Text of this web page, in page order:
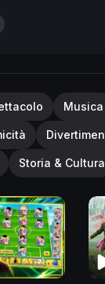
use" for
Musica
Storia & Cultura